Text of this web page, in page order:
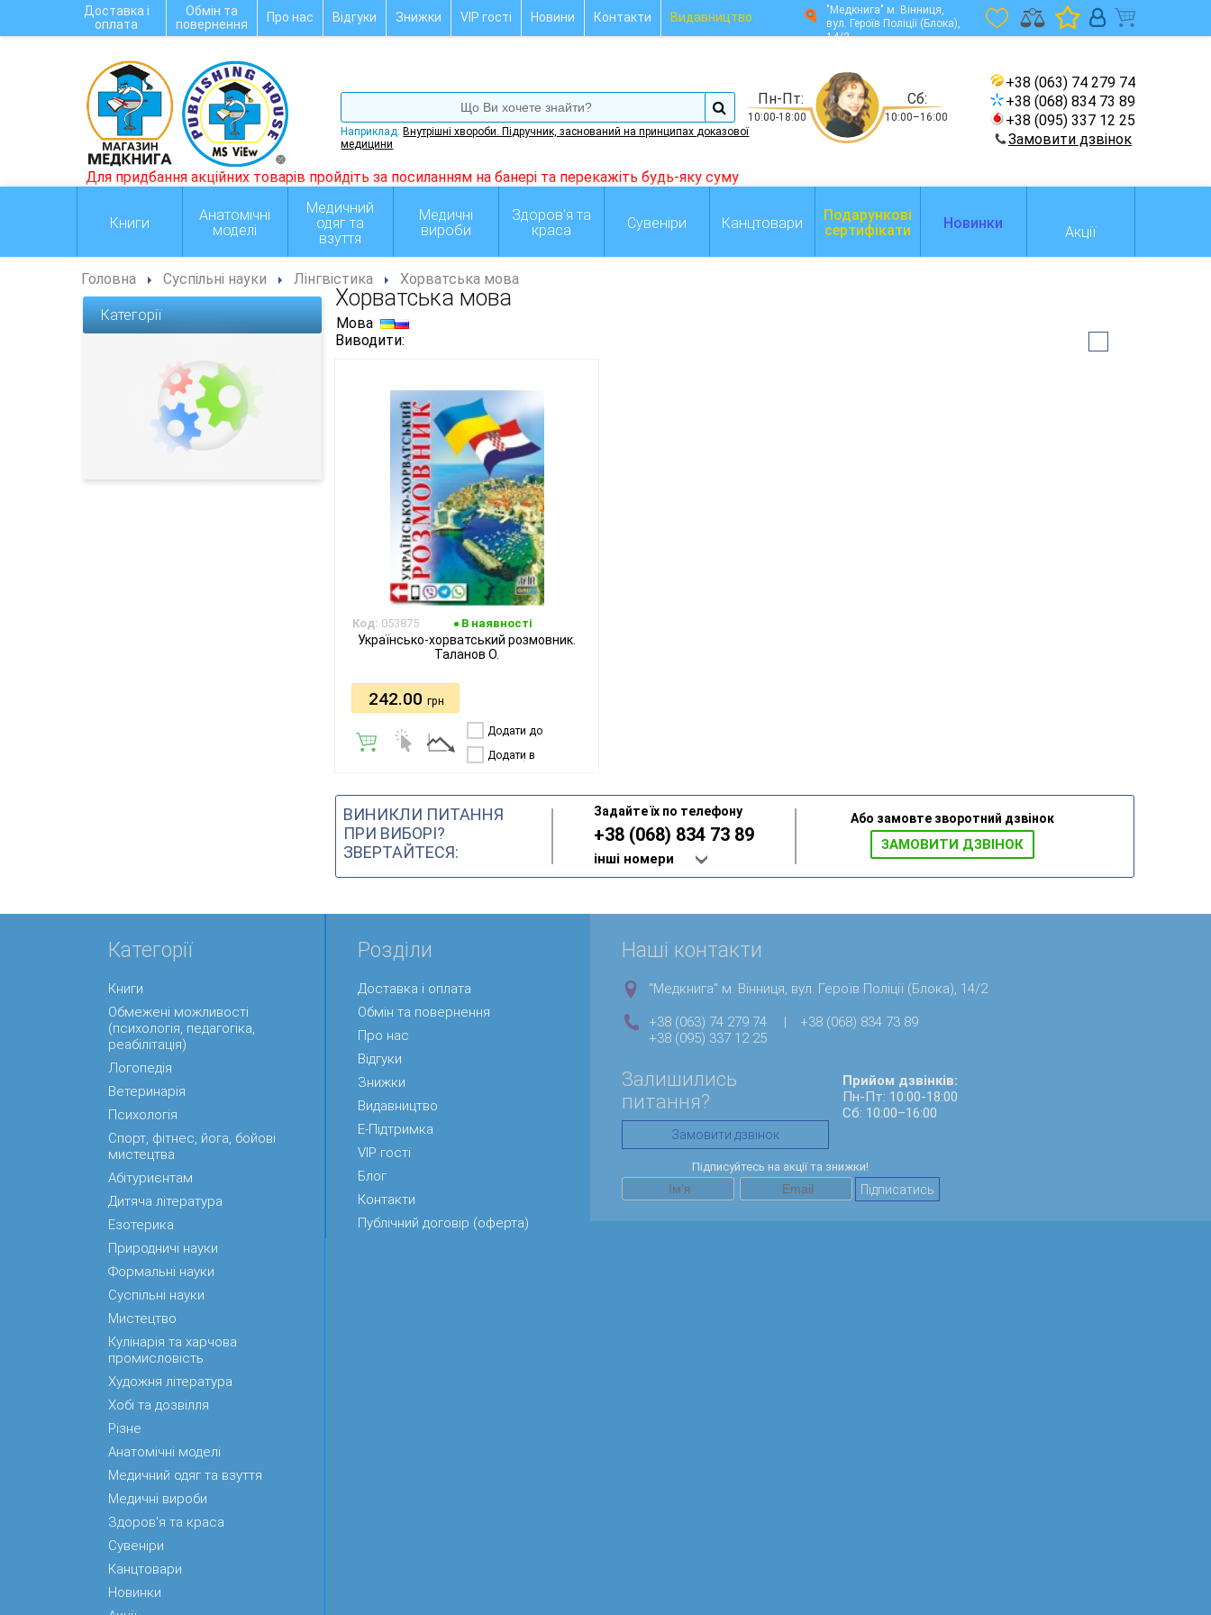
Доставка і
оплата
Обмін та
повернення
Про нас Відгуки Знижки VIP гості Новини Контакти Видавництво
"Медкнига" м. Вінниця,
вул. Героїв Поліції (Блока),
14/2
Пн-Пт: Сб:
10:00-18:00
10:00–16:00
Наприклад: Внутрішні хвороби. Підручник, заснований на принципах доказової
медицини
+38 (063) 74 279 74
+38 (068) 834 73 89
+38 (095) 337 12 25
Замовити дзвінок
Для придбання акційних товарів пройдіть за посиланням на банері та перекажіть будь-яку суму
Книги
Анатомічні
моделі
Медичний
одяг та
взуття
Медичні
вироби
Здоров'я та
краса
Сувеніри Канцтовари
Подарункові
сертифікати
Новинки
Акції
Головна Суспільні науки Лінгвістика Хорватська мова
Категорії
Хорватська мова
Мова
Виводити:
Код: 053875 В наявності
Українсько-хорватський розмовник.
Таланов О.
242.00грн
Додати до
порівняння
Додати в
ВИНИКЛИ ПИТАННЯ
ПРИ ВИБОРІ?
ЗВЕРТАЙТЕСЯ:
Задайте їх по телефону
+38 (068) 834 73 89
інші номери
Або замовте зворотний дзвінок
ЗАМОВИТИ ДЗВIНОК
Категорії
Книги
Обмежені можливості
(психологія, педагогіка,
реабілітація)
Логопедія
Ветеринарія
Психологія
Спорт, фітнес, йога, бойові
мистецтва
Абітуриєнтам
Дитяча література
Езотерика
Природничі науки
Формальні науки
Суспільні науки
Мистецтво
Кулінарія та харчова
промисловість
Художня література
Хобі та дозвілля
Різне
Анатомічні моделі
Медичний одяг та взуття
Медичні вироби
Здоров'я та краса
Сувеніри
Канцтовари
Новинки
Розділи
Доставка і оплата
Обмін та повернення
Про нас
Відгуки
Знижки
Видавництво
Е-Підтримка
VIP гості
Блог
Контакти
Публічний договір (оферта)
Наші контакти
"Медкнига" м. Вінниця, вул. Героїв Поліції (Блока), 14/2
+38 (063) 74 279 74 |
+38 (068) 834 73 89
+38 (095) 337 12 25
Залишились
питання?
Замовити дзвінок
Прийом дзвінків:
Пн-Пт: 10:00-18:00
Сб: 10:00–16:00
Підписуйтесь на акції та знижки!
Підписатись